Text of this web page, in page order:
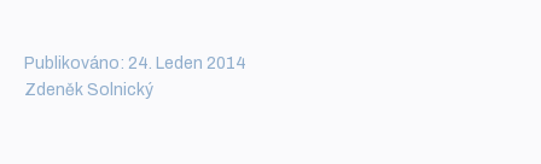
Publikováno: 24. Leden 2014
Zdeněk Solnický